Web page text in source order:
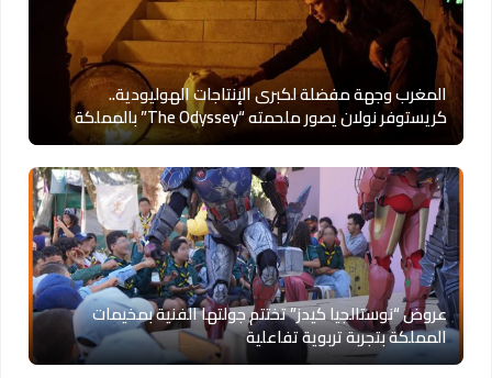
المغرب وجهة مفضلة لكبرى الإنتاجات الهوليودية..
كريستوفر نولان يصور ملحمته “The Odyssey” بالمملكة
عروض “نوستالجيا كيدز” تختتم جولتها الفنية بمخيمات
المملكة بتجربة تربوية تفاعلية